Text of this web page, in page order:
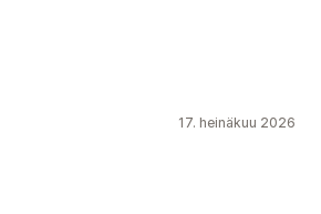
17. heinäkuu 2026